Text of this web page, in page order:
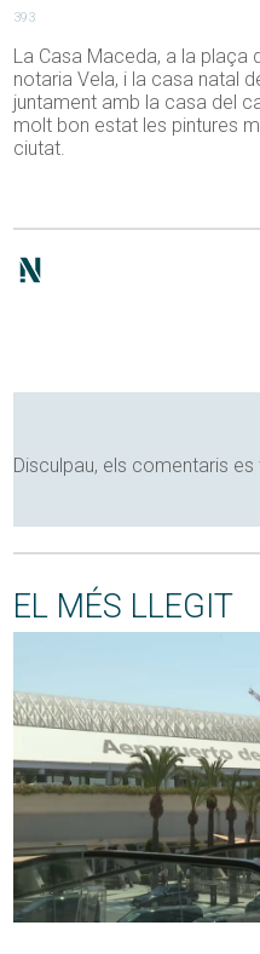
393
La Casa Maceda, a la plaça
notaria Vela, i la casa natal
juntament amb la casa del
molt bon estat les pintures
ciutat.
Disculpau, els comentaris
EL MÉS LLEGIT